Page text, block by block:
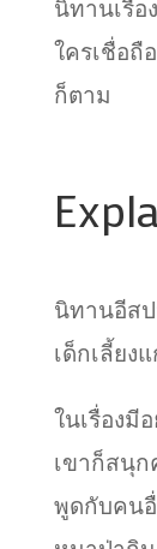
นิทานเรื่
ใครเชื่อถื
ก็ตาม
นิทานอีส
เด็กเลี้ยง
ในเรื่องมี
เขาก็สนุ
พูดกับคน